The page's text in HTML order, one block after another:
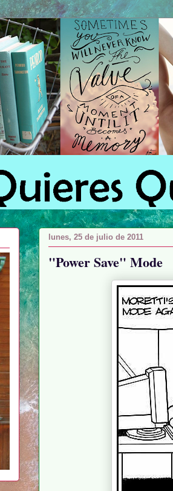
lunes, 25 de julio de 2011
"Power Save" Mode